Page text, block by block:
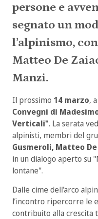
persone e
segnato un
l’alpinismo,
Matteo De
Manzi.
Il prossimo 14 marzo,
Convegni di
Verticali". La serata
alpinisti, membri del
Gusmeroli, Matteo
in un dialogo aperto su
lontane".
Dalle cime dell'arco
l’incontro ripercorre le
contribuito alla crescita